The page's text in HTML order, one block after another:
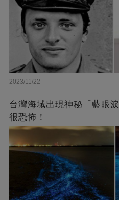
2023/11/22
台灣海域出現神秘「藍眼
很恐怖！